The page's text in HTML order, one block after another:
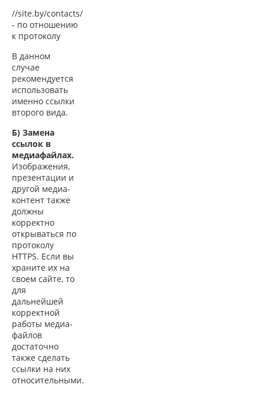
//site.by/contacts/
- по отношению
к протоколу
В данном
случае
рекомендуется
использовать
именно ссылки
второго вида.
Б) Замена
ссылок в
медиафайлах.
Изображения,
презентации и
другой медиа-
контент также
должны
корректно
открываться по
протоколу
HTTPS. Если вы
храните их на
своем сайте, то
для
дальнейшей
корректной
работы медиа-
файлов
достаточно
также сделать
ссылки на них
относительными.